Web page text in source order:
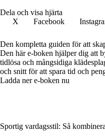
Dela och visa hjärta
X
Facebook
Den kompletta guiden för att
Den här e-boken hjälper dig att
tidlösa och mångsidiga
och snitt för att spara tid och
Ladda ner e-boken nu
Sportig vardagsstil: Så